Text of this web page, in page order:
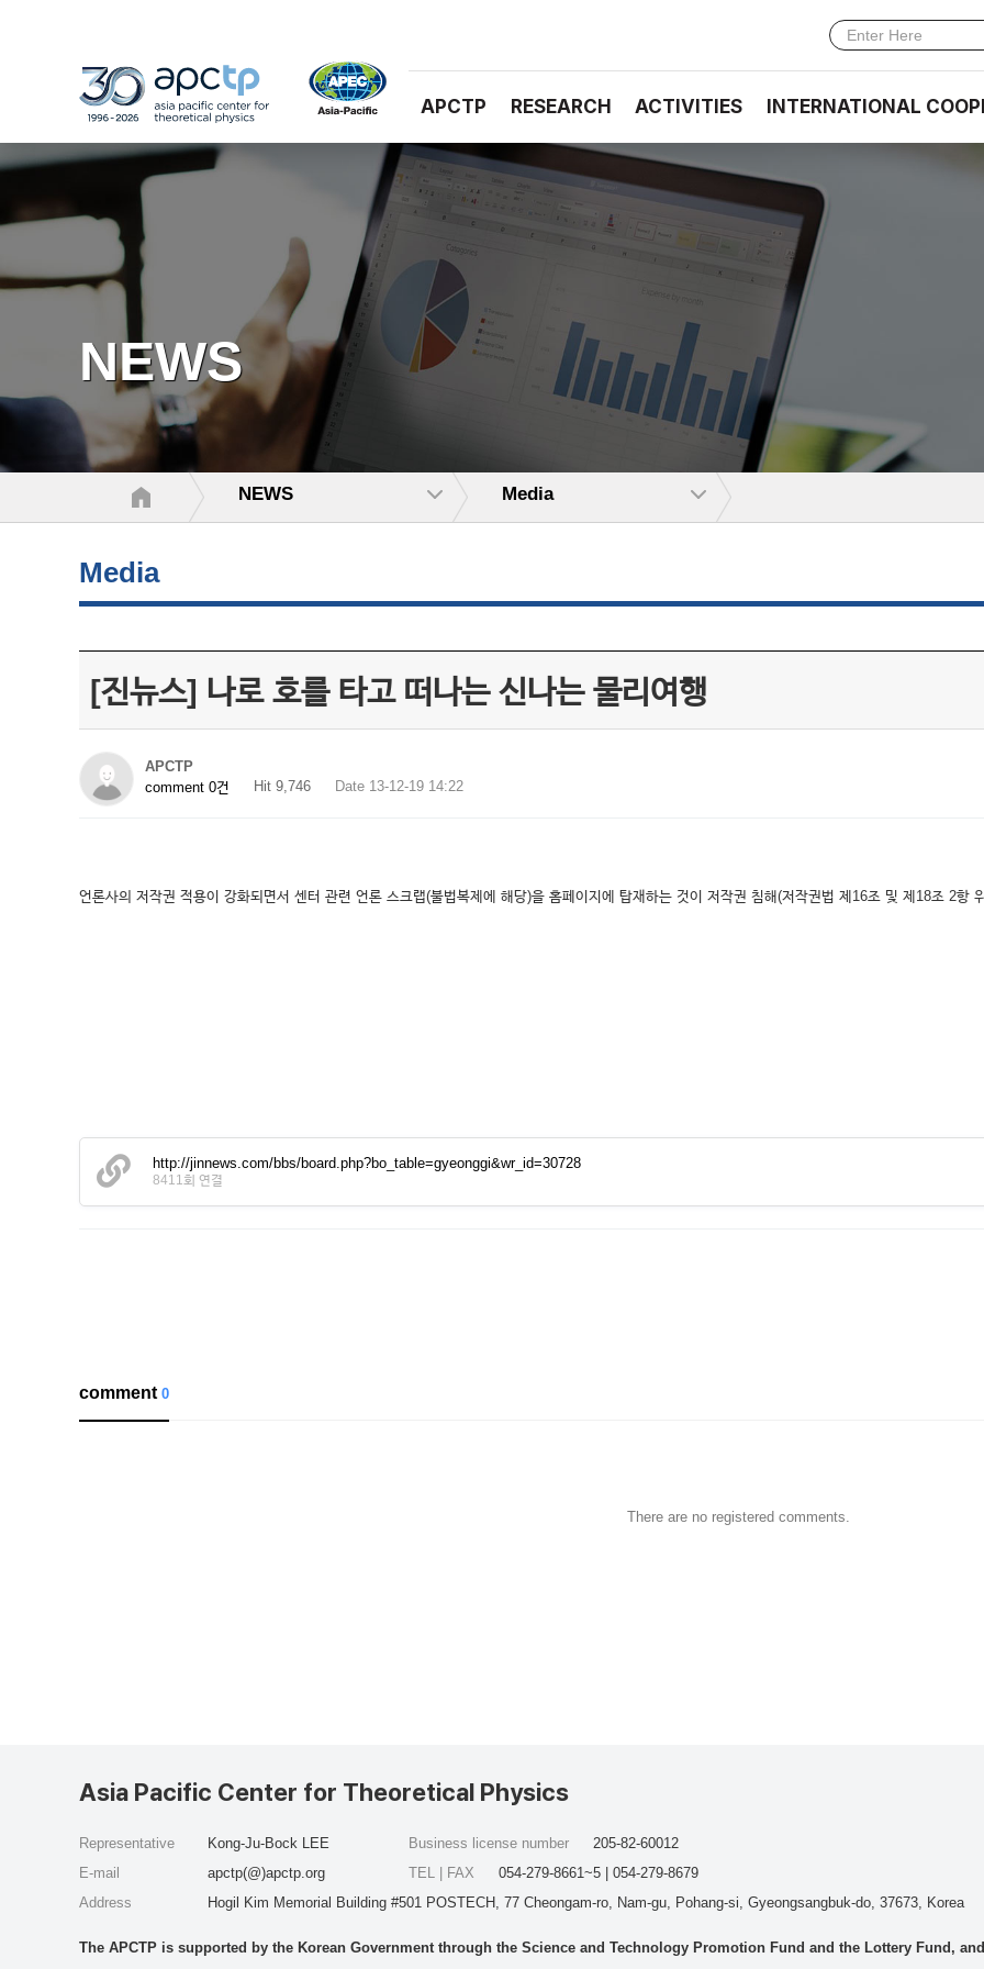
APCTP RESEARCH ACTIVITIES INTERNATIONAL
NEWS
NEWS Media
Media
[진뉴스] 나로 호를 타고 떠나는 신나는 물리여행
APCTP
comment 0건
Hit 9,746 Date 13-12-19 14:22
언론사의 저작권 적용이 강화되면서 센터 관련 언론 스크랩(불법복제에 해당)을 홈페이지에 탑재하는 것이 저작권 침해(저작권법 제16조 및 제18조 2항
http://jinnews.com/bbs/board.php?bo_table=gyeonggi&wr_id=30728
8411회 연결
comment0
There are no registered comments.
Asia Pacific Center for Theoretical Physics
Representative
Kong-Ju-Bock LEE
E-mail
apctp(@)apctp.org
Address
Hogil Kim Memorial Building #501 POSTECH, 77 Cheongam-ro, Nam-gu, Pohang-si, Gyeongsangbuk-do, 37673, Korea
Business license number
205-82-60012
TEL | FAX
054-279-8661~5 | 054-279-8679
The APCTP is supported by the Korean Government through the Science and Technology Promotion Fund and the Lottery Fund,